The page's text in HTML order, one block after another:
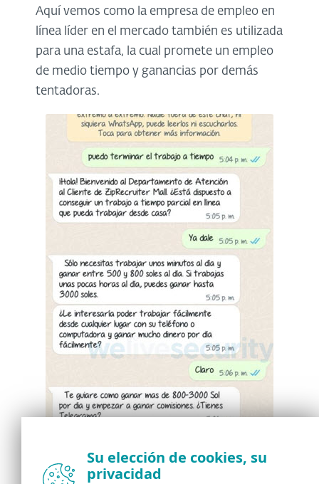
Aquí vemos como la empresa de empleo en
línea líder en el mercado también es utilizada
para una estafa, la cual promete un empleo
de medio tiempo y ganancias por demás
tentadoras.
Su elección de cookies, su
privacidad